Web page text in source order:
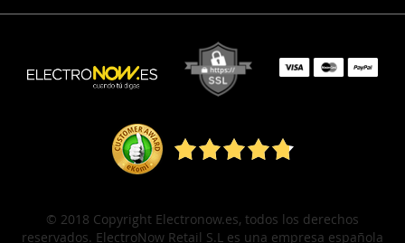
© 2018 Copyright Electronow.es, todos los derechos
reservados. ElectroNow Retail S.L es una empresa española